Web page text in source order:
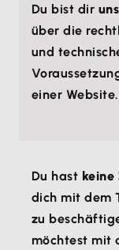
Du bist dir
über die
und
einer Website.
Du hast keine
dich mit dem
zu
möchtest mit